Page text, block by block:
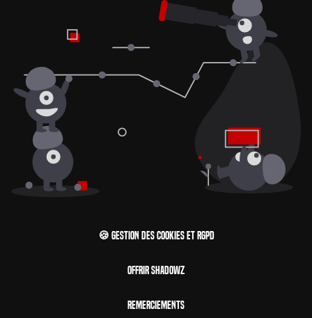
🍪 Gestion des cookies et RGPD
Offrir Shadowz
Remerciements